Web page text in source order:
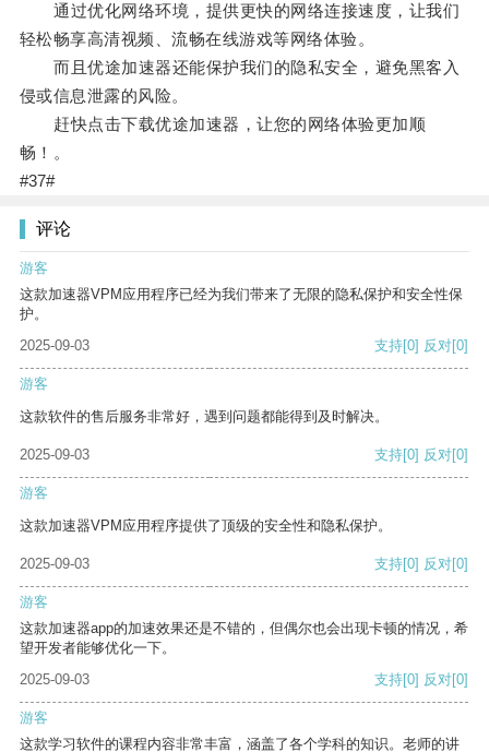
通过优化网络环境，提供更快的网络连接速度，让我们
轻松畅享高清视频、流畅在线游戏等网络体验。
而且优途加速器还能保护我们的隐私安全，避免黑客入
侵或信息泄露的风险。
赶快点击下载优途加速器，让您的网络体验更加顺
畅！。
#37#
评论
游客
这款加速器VPM应用程序已经为我们带来了无限的隐私保护和安全性保
护。
2025-09-03
支持[0] 反对[0]
游客
这款软件的售后服务非常好，遇到问题都能得到及时解决。
2025-09-03 支持[0] 反对[0]
游客
这款加速器VPM应用程序提供了顶级的安全性和隐私保护。
2025-09-03 支持[0] 反对[0]
游客
这款加速器app的加速效果还是不错的，但偶尔也会出现卡顿的情况，希
望开发者能够优化一下。
2025-09-03
支持[0] 反对[0]
游客
这款学习软件的课程内容非常丰富，涵盖了各个学科的知识。老师的讲